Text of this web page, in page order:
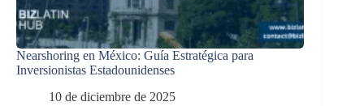
Nearshoring en México: Guía Estratégica para
Inversionistas Estadounidenses
10 de diciembre de 2025